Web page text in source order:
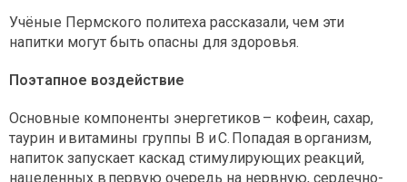
Учёные Пермского политеха рассказали, чем эти
напитки могут быть опасны для здоровья.
Поэтапное воздействие
Основные компоненты энергетиков – кофеин, сахар,
таурин и витамины группы B и С. Попадая в организм,
напиток запускает каскад стимулирующих реакций,
нацеленных в первую очередь на нервную, сердечно-